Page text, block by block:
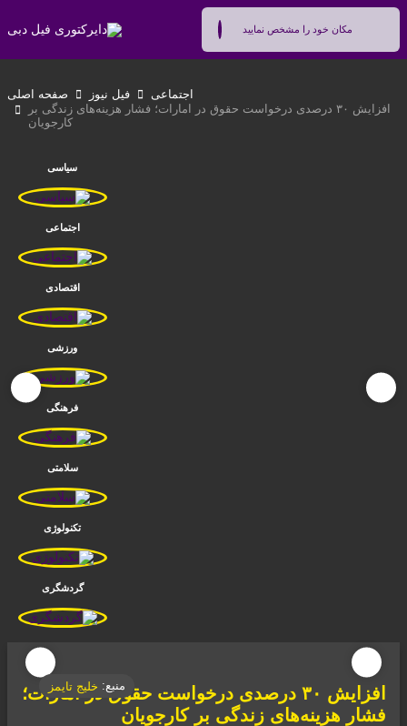
صفحه اصلی فیل نیوز
اجتماعی
افزایش ۳۰ درصدی درخواست حقوق در امارات؛ فشار هزینه‌های زندگی بر
کارجویان
سیاسی
اجتماعی
اقتصادی
ورزشی
فرهنگی
سلامتی
تکنولوژی
گردشگری
منبع: خلیج تایمز
افزایش ۳۰ درصدی درخواست حقوق در امارات؛
فشار هزینه‌های زندگی بر کارجویان